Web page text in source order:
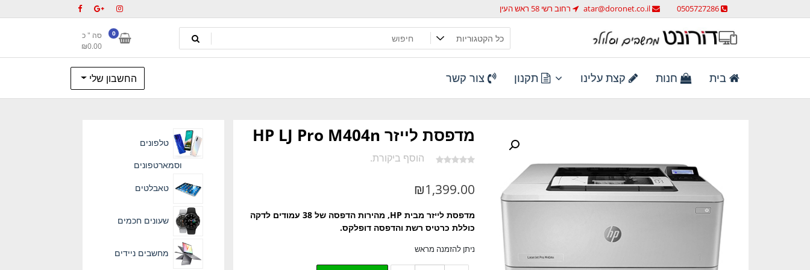
לתוכן
0505727286
atar@doronet.co.il רחוב רשי 58 ראש העין
דורונט מחשבים וסלולר
מחשבים וסלולר
0
סה " כ
₪0.00
בית חנות קצת עלינו תקנון צור קשר החשבון שלי
מדפסת לייזר HP LJ Pro M404n
הוסף ביקורת.
₪1,399.00
מדפסת לייזר מבית HP, מהירות הדפסה של 38 עמודים לדקה
כוללת כרטיס רשת והדפסה דופלקס.
ניתן להזמנה מראש
טלפונים
וסמארטפונים
טאבלטים
שעונים חכמים
מחשבים ניידים